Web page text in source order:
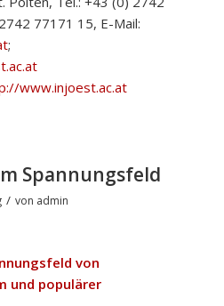
77171 15, E-Mail:
;
www.injoest.ac.at
Spannungsfeld
/ von admin
von
und populärer